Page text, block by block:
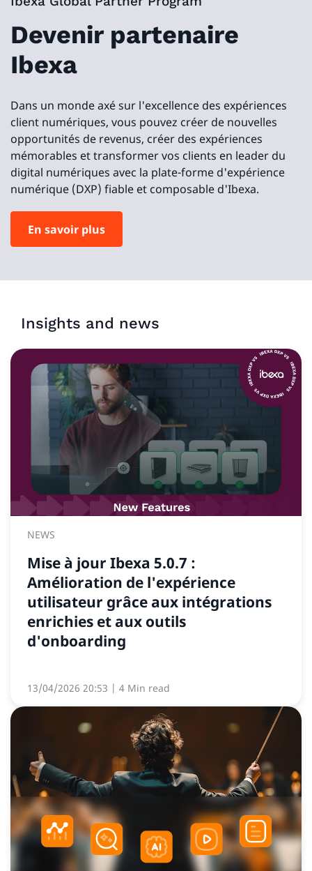
Devenir partenaire
Ibexa
Dans un monde axé sur l'excellence des expériences
client numériques, vous pouvez créer de nouvelles
opportunités de revenus, créer des expériences
mémorables et transformer vos clients en leader du
digital numériques avec la plate-forme d'expérience
numérique (DXP) fiable et composable d'Ibexa.
En savoir plus
Insights and news
NEWS
Mise à jour Ibexa 5.0.7 :
Amélioration de l'expérience
utilisateur grâce aux intégrations
enrichies et aux outils
d'onboarding
13/04/2026 20:53 | 4 Min read